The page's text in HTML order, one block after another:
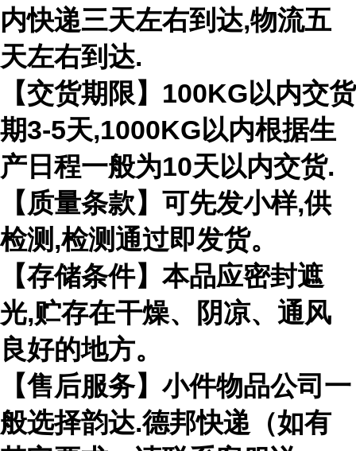
内快递三天左右到达,物流五
天左右到达.
【交货期限】100KG以内交货
期3-5天,1000KG以内根据生
产日程一般为10天以内交货.
【质量条款】可先发小样,供
检测,检测通过即发货。
【存储条件】本品应密封遮
光,贮存在干燥、阴凉、通风
良好的地方。
【售后服务】小件物品公司一
般选择韵达.德邦快递（如有